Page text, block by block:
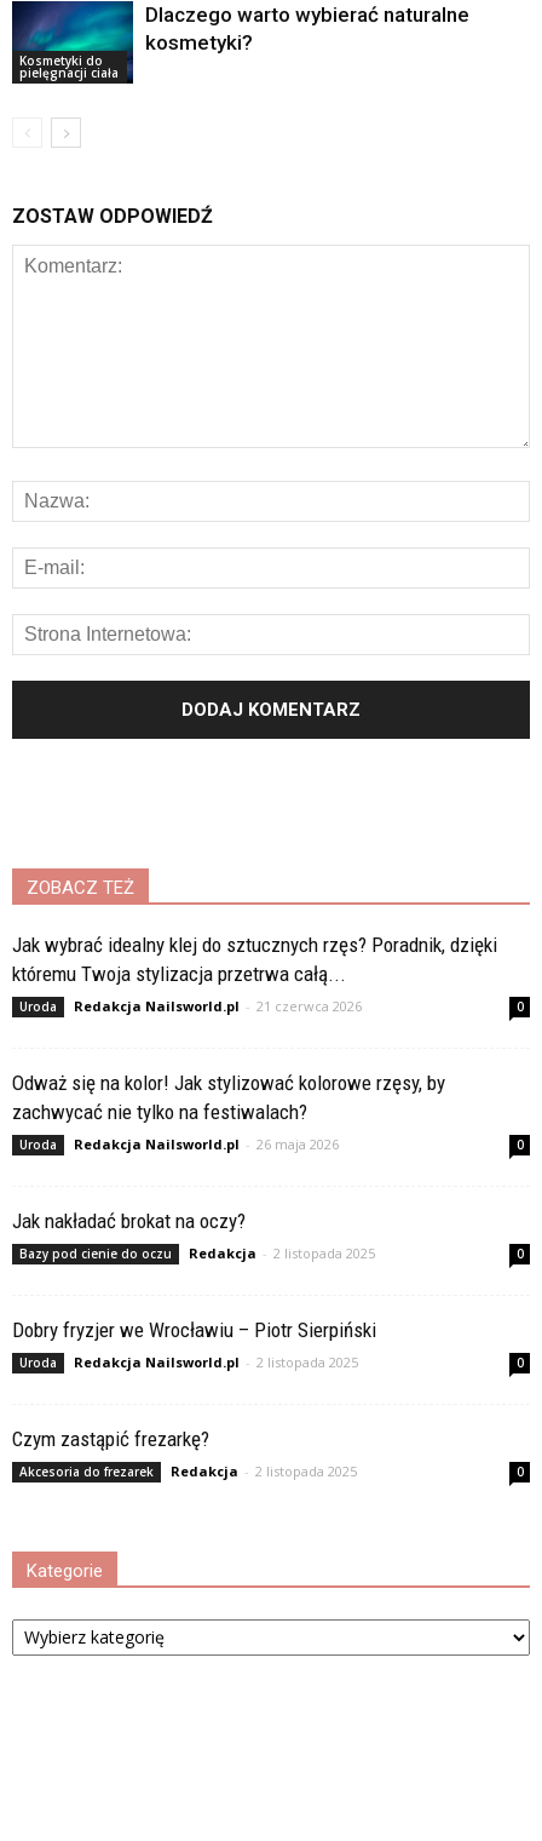
Kosmetyki do
pielęgnacji ciała
Dlaczego warto wybierać naturalne
kosmetyki?
ZOSTAW ODPOWIEDŹ
ZOBACZ TEŻ
Jak wybrać idealny klej do sztucznych rzęs? Poradnik, dzięki
któremu Twoja stylizacja przetrwa całą...
Uroda Redakcja Nailsworld.pl - 21 czerwca 2026 0
Odważ się na kolor! Jak stylizować kolorowe rzęsy, by
zachwycać nie tylko na festiwalach?
Uroda Redakcja Nailsworld.pl - 26 maja 2026 0
Jak nakładać brokat na oczy?
Bazy pod cienie do oczu Redakcja - 2 listopada 2025 0
Dobry fryzjer we Wrocławiu – Piotr Sierpiński
Uroda Redakcja Nailsworld.pl - 2 listopada 2025 0
Czym zastąpić frezarkę?
Akcesoria do frezarek Redakcja - 2 listopada 2025 0
Kategorie
Kategorie